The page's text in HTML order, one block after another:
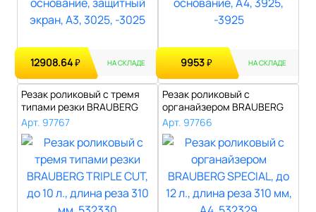
12908.64₽ НА СКЛАДЕ 9953₽ НА СКЛАДЕ
Резак роликовый с тремя
типами резки BRAUBERG
TRIPLE CU..
Арт. 97767
Резак роликовый с
органайзером BRAUBERG
SPECIAL, до 12 ..
Арт. 97766